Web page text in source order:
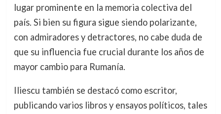
lugar prominente en la memoria colectiva del
país. Si bien su figura sigue siendo polarizante,
con admiradores y detractores, no cabe duda de
que su influencia fue crucial durante los años de
mayor cambio para Rumanía.
Iliescu también se destacó como escritor,
publicando varios libros y ensayos políticos, tales